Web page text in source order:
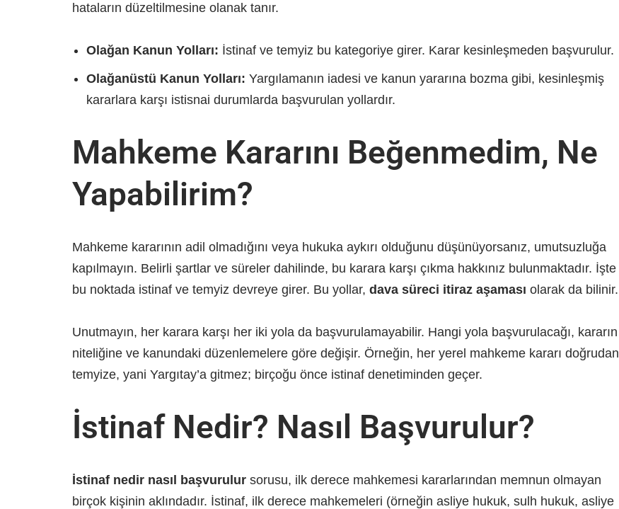
hataların düzeltilmesine olanak tanır.
Olağan Kanun Yolları: İstinaf ve temyiz bu kategoriye girer. Karar kesinleşmeden başvurulur.
Olağanüstü Kanun Yolları: Yargılamanın iadesi ve kanun yararına bozma gibi, kesinleşmiş
kararlara karşı istisnai durumlarda başvurulan yollardır.
Mahkeme Kararını Beğenmedim, Ne
Yapabilirim?
Mahkeme kararının adil olmadığını veya hukuka aykırı olduğunu düşünüyorsanız, umutsuzluğa
kapılmayın. Belirli şartlar ve süreler dahilinde, bu karara karşı çıkma hakkınız bulunmaktadır. İşte
bu noktada istinaf ve temyiz devreye girer. Bu yollar, dava süreci itiraz aşaması olarak da bilinir.
Unutmayın, her karara karşı her iki yola da başvurulamayabilir. Hangi yola başvurulacağı, kararın
niteliğine ve kanundaki düzenlemelere göre değişir. Örneğin, her yerel mahkeme kararı doğrudan
temyize, yani Yargıtay’a gitmez; birçoğu önce istinaf denetiminden geçer.
İstinaf Nedir? Nasıl Başvurulur?
İstinaf nedir nasıl başvurulur sorusu, ilk derece mahkemesi kararlarından memnun olmayan
birçok kişinin aklındadır. İstinaf, ilk derece mahkemeleri (örneğin asliye hukuk, sulh hukuk, asliye